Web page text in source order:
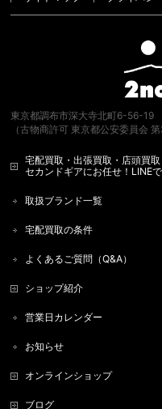
東京都調布市深大寺北町6-56-19
（古物商許可 東京都公安委員会
宅配買取・出張買取・店頭買
セカンドギアにお任せ！LINE
取扱ブランド一覧
宅配買取の条件
よくあるご質問（Q&A）
ショップ紹介
営業日カレンダー
お知らせ
オンラインショップ
ブログ